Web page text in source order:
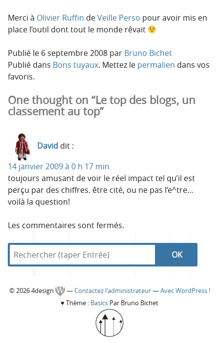
Merci à Olivier Ruffin deVeille Perso pour avoir mis en
place l’outil dont tout le monde rêvait
Publié le 6 septembre 2008 par Bruno Bichet
Publié dans Bons tuyaux. Mettez le permalien dans vos
favoris.
One thought on “Le top des blogs, un
classement au top”
David dit :
14 janvier 2009 à 0 h 17 min
toujours amusant de voir le réel impact tel qu’il est
perçu par des chiffres. être cité, ou ne pas l’e^tre…
voilà la question!
Les commentaires sont fermés.
R
R
e
d
4
C
© 2026 4design —Contactez l'administrateur—Avec WordPress !
♥ Thème : Basics Par Bruno Bichet